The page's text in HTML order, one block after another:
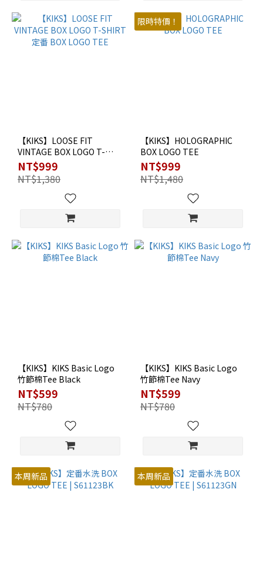
【KIKS】LOOSE FIT
VINTAGE BOX LOGO T-
SHIRT定番 BOX LOGO TEE
NT$999
NT$1,380
限時特價！
【KIKS】HOLOGRAPHIC
BOX LOGO TEE
NT$999
NT$1,480
【KIKS】KIKS Basic Logo
竹節棉Tee Black
NT$599
NT$780
【KIKS】KIKS Basic Logo
竹節棉Tee Navy
NT$599
NT$780
本周新品 本周新品